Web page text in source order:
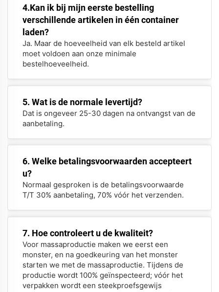
4.Kan ik bij mijn eerste bestelling
verschillende artikelen in één container
laden?
Ja. Maar de hoeveelheid van elk besteld artikel
moet voldoen aan onze minimale
bestelhoeveelheid.
5. Wat is de normale levertijd?
Dat is ongeveer 25-30 dagen na ontvangst van de
aanbetaling.
6. Welke betalingsvoorwaarden accepteert
u?
Normaal gesproken is de betalingsvoorwaarde
T/T 30% aanbetaling, 70% vóór het verzenden.
7. Hoe controleert u de kwaliteit?
Voor massaproductie maken we eerst een
monster, en na goedkeuring van het monster
starten we met de massaproductie. Tijdens de
productie wordt 100% geïnspecteerd; vóór het
verpakken wordt een steekproefsgewijs